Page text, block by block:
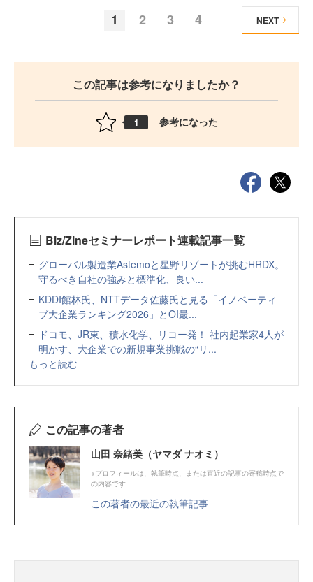
1 2 3 4 NEXT
この記事は参考になりましたか？
1 参考になった
Biz/Zineセミナーレポート連載記事一覧
グローバル製造業Astemoと星野リゾートが挑むHRDX。
守るべき自社の強みと標準化、良い...
KDDI館林氏、NTTデータ佐藤氏と見る「イノベーティ
ブ大企業ランキング2026」とOI最...
ドコモ、JR東、積水化学、リコー発！ 社内起業家4人が
明かす、大企業での新規事業挑戦の“リ...
もっと読む
この記事の著者
山田 奈緒美（ヤマダ ナオミ）
※プロフィールは、執筆時点、または直近の記事の寄稿時点で
の内容です
この著者の最近の執筆記事